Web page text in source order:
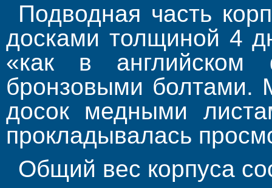
Подводная часть
досками толщиной 4
«как в английском
бронзовыми болтами.
досок медными
прокладывалась
Общий вес корпуса